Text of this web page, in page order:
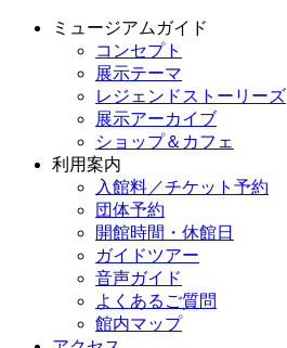
ミュージアムガイド
コンセプト
展示テーマ
レジェンドストーリーズ
展示アーカイブ
ショップ＆カフェ
利用案内
入館料／チケット予約
団体予約
開館時間・休館日
ガイドツアー
音声ガイド
よくあるご質問
館内マップ